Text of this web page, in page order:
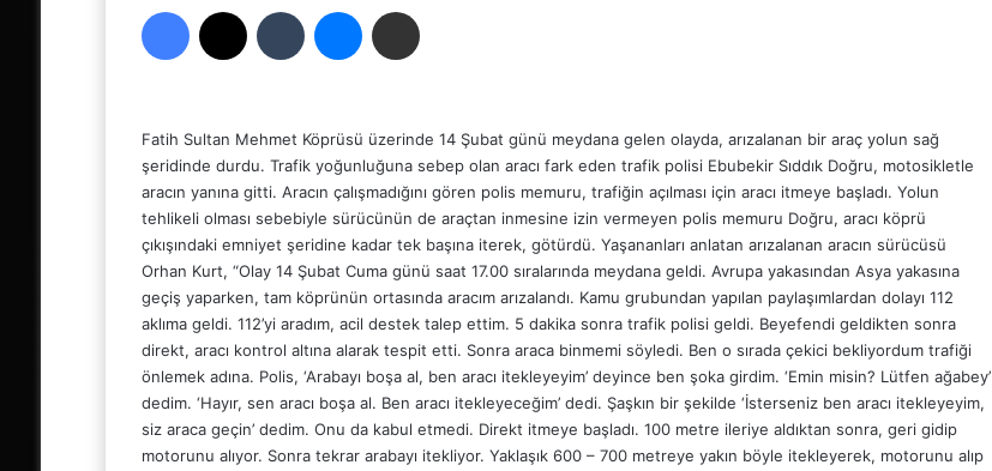
Facebook Tumblr Messenger
Fatih Sultan Mehmet Köprüsü üzerinde 14 Şubat günü meydana gelen olayda, arızalanan bir araç yolun sağ
şeridinde durdu. Trafik yoğunluğuna sebep olan aracı fark eden trafik polisi Ebubekir Sıddık Doğru, motosikletle
aracın yanına gitti. Aracın çalışmadığını gören polis memuru, trafiğin açılması için aracı itmeye başladı. Yolun
tehlikeli olması sebebiyle sürücünün de araçtan inmesine izin vermeyen polis memuru Doğru, aracı köprü
çıkışındaki emniyet şeridine kadar tek başına iterek, götürdü. Yaşananları anlatan arızalanan aracın sürücüsü
Orhan Kurt, “Olay 14 Şubat Cuma günü saat 17.00 sıralarında meydana geldi. Avrupa yakasından Asya yakasına
geçiş yaparken, tam köprünün ortasında aracım arızalandı. Kamu grubundan yapılan paylaşımlardan dolayı 112
aklıma geldi. 112’yi aradım, acil destek talep ettim. 5 dakika sonra trafik polisi geldi. Beyefendi geldikten sonra
direkt, aracı kontrol altına alarak tespit etti. Sonra araca binmemi söyledi. Ben o sırada çekici bekliyordum trafiği
önlemek adına. Polis, ‘Arabayı boşa al, ben aracı itekleyeyim’ deyince ben şoka girdim. ‘Emin misin? Lütfen ağabey’
dedim. ‘Hayır, sen aracı boşa al. Ben aracı itekleyeceğim’ dedi. Şaşkın bir şekilde ‘İsterseniz ben aracı itekleyeyim,
siz araca geçin’ dedim. Onu da kabul etmedi. Direkt itmeye başladı. 100 metre ileriye aldıktan sonra, geri gidip
motorunu alıyor. Sonra tekrar arabayı itekliyor. Yaklaşık 600 – 700 metreye yakın böyle itekleyerek, motorunu alıp